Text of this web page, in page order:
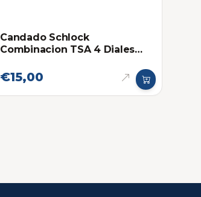
Candado Schlock
Combinacion TSA 4 Diales
€15,00